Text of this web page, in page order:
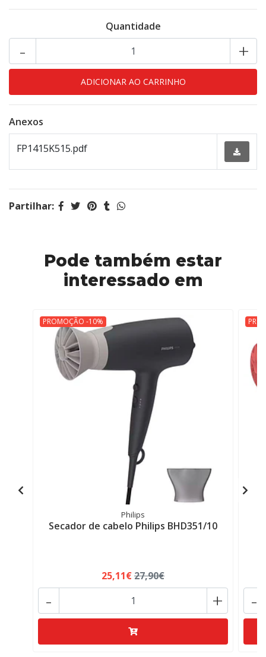
Quantidade
+
-
Anexos
FP1415K515.pdf
Partilhar:
Pode também estar
interessado em
PROMOÇÃO -10%
Philips
Secador de cabelo Philips BHD351/10
25,11€27,90€
+
- -